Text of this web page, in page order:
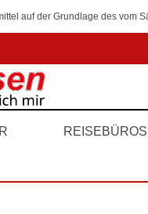
auf der Grundlage des vom
REISEBÜROS